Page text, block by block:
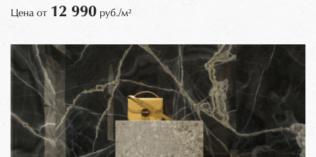
Цена от 12 990 руб./м²